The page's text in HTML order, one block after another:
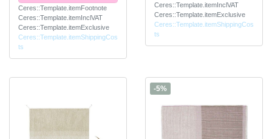
Ceres::Template.itemFootnote
Ceres::Template.itemInclVAT
Ceres::Template.itemExclusive
Ceres::Template.itemShippingCos
ts
Ceres::Template.itemInclVAT
Ceres::Template.itemExclusive
Ceres::Template.itemShippingCos
ts
-5%